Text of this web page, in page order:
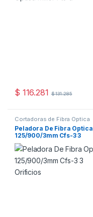
$ 116.281 $131.285
Cortadoras de Fibra Óptica
Peladora De Fibra Optica
125/900/3mm Cfs-3 3
Orificios